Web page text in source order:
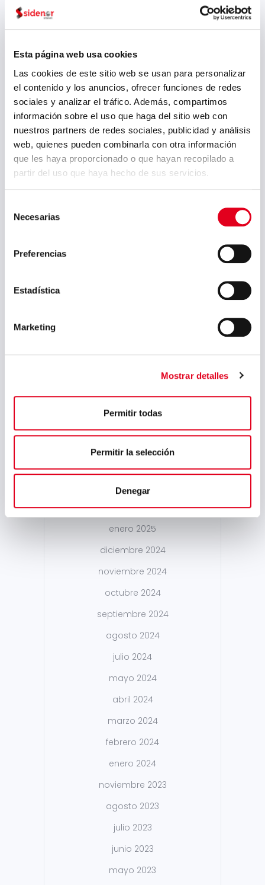
Esta página web usa cookies
Las cookies de este sitio web se usan para personalizar
el contenido y los anuncios, ofrecer funciones de redes
sociales y analizar el tráfico. Además, compartimos
información sobre el uso que haga del sitio web con
nuestros partners de redes sociales, publicidad y análisis
web, quienes pueden combinarla con otra información
que les haya proporcionado o que hayan recopilado a
partir del uso que haya hecho de sus servicios.
Necesarias
Preferencias
Estadística
Marketing
Mostrar detalles
Permitir todas
Permitir la selección
Denegar
Por otra parte, el Acuerdo Marco
materia de igualdad y seguridad,
salud laboral y medio ambiente.
PREVIOUS POST
La mayoría de los
sindicatos
aprueban el Plan
de Adaptación
Laboral de
Sidenor
NEXT POST
Sidenor y
sindicatos
ratifican el nuevo
Acuerdo Marco
octubre 2025
septiembre 2025
julio 2025
marzo 2025
febrero 2025
enero 2025
diciembre 2024
noviembre 2024
octubre 2024
septiembre 2024
agosto 2024
julio 2024
mayo 2024
abril 2024
marzo 2024
febrero 2024
enero 2024
noviembre 2023
agosto 2023
julio 2023
junio 2023
mayo 2023